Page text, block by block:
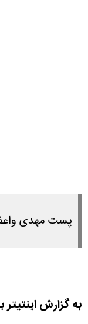
پست مهدی
به گزارش اینتیتر ب